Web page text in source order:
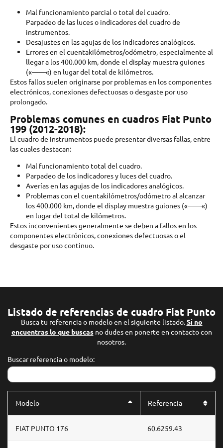
Mal funcionamiento parcial o total del cuadro.
Parpadeo de las luces o indicadores del cuadro de
instrumentos.
Desajustes en las agujas de los indicadores analógicos.
Errores en el cuentakilómetros/odómetro, especialmente al
llegar a los 400.000 km, donde el display muestra guiones
(«——«) en lugar del total de kilómetros.
Estos fallos suelen originarse por problemas en los componentes
electrónicos, conexiones defectuosas o desgaste por uso
prolongado.
Problemas comunes en cuadros Fiat Punto
199 (2012-2018):
El cuadro de instrumentos puede presentar diversas fallas, entre
las cuales destacan:
Mal funcionamiento total del cuadro.
Parpadeo de los indicadores y luces del cuadro.
Averías en las agujas de los indicadores analógicos.
Problemas con el cuentakilómetros/odómetro al alcanzar
los 400.000 km, donde el display muestra guiones («——«)
en lugar del total de kilómetros.
Estos inconvenientes generalmente se deben a fallos en los
componentes electrónicos, conexiones defectuosas o el
desgaste por uso continuo.
Listado de referencias de cuadro Fiat Punto
Busca tu referencia o modelo en el siguiente listado.Si no
encuentras lo que buscasno dudes en ponerte en contacto con
nosotros.
Buscar referencia o modelo:
Modelo Referencia
FIAT PUNTO 176 60.6259.43